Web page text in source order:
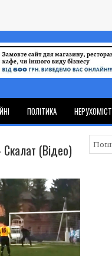
ПОЛІТИКА
(Відео)